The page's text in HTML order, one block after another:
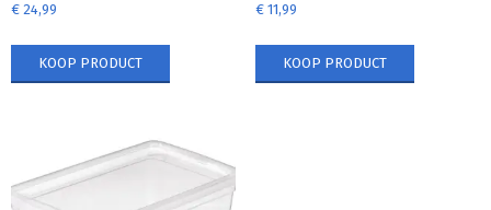
€ 24,99
KOOP PRODUCT
€11,99
KOOP PRODUCT